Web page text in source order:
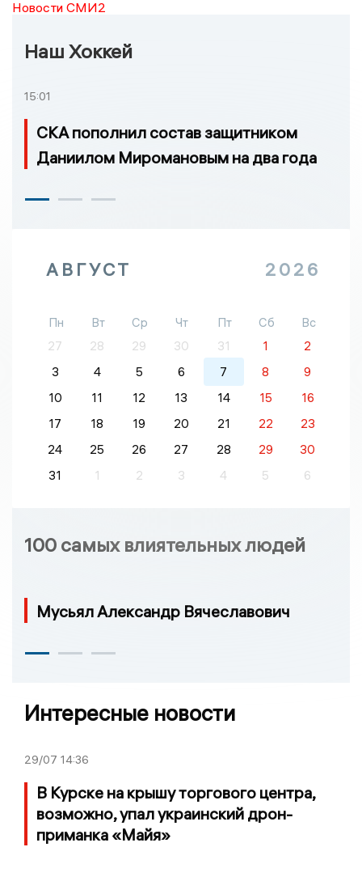
Новости СМИ2
Наш Хоккей
15:01
СКА пополнил состав защитником
Даниилом Миромановым на два года
АВГУСТ 2026
Пн Вт Ср Чт Пт Сб
Вс
27
28 29 30 31 1
2
3
4 5 6 7 8
9
10
11 12 13 14 15
16
17
18 19 20 21 22
23
24
25 26 27 28 29
30
31
1 2 3 4 5 6
100 самых влиятельных людей
Мусьял Александр Вячеславович
Интересные новости
29/07 14:36
В Курске на крышу торгового центра,
возможно, упал украинский дрон-
приманка «Майя»